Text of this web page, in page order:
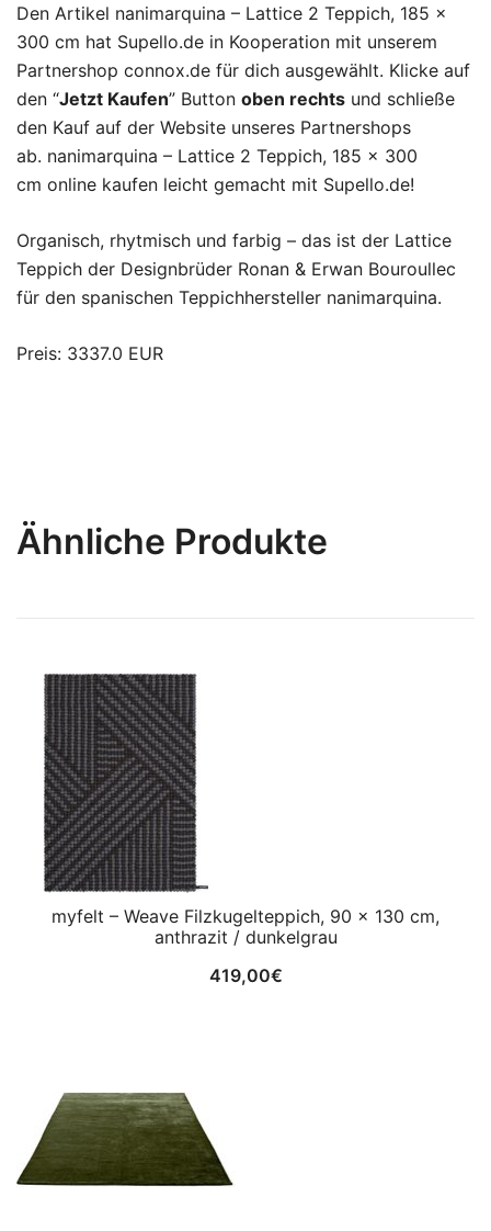
Den Artikel nanimarquina – Lattice 2 Teppich, 185 x
300 cm hat Supello.de in Kooperation mit unserem
Partnershop connox.de für dich ausgewählt. Klicke auf
den “Jetzt Kaufen” Button oben rechts und schließe
den Kauf auf der Website unseres Partnershops
ab. nanimarquina – Lattice 2 Teppich, 185 x 300
cm online kaufen leicht gemacht mit Supello.de!
Organisch, rhytmisch und farbig – das ist der Lattice
Teppich der Designbrüder Ronan & Erwan Bouroullec
für den spanischen Teppichhersteller nanimarquina.
Preis: 3337.0 EUR
Ähnliche Produkte
myfelt – Weave Filzkugelteppich, 90 x 130 cm,
anthrazit / dunkelgrau
419,00€